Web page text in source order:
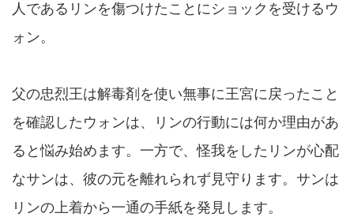
人であるリンを傷つけたことにショックを受けるウ
ォン。
父の忠烈王は解毒剤を使い無事に王宮に戻ったこと
を確認したウォンは、リンの行動には何か理由があ
ると悩み始めます。一方で、怪我をしたリンが心配
なサンは、彼の元を離れられず見守ります。サンは
リンの上着から一通の手紙を発見します。